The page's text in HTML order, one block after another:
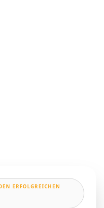
ERFOLGREICHEN